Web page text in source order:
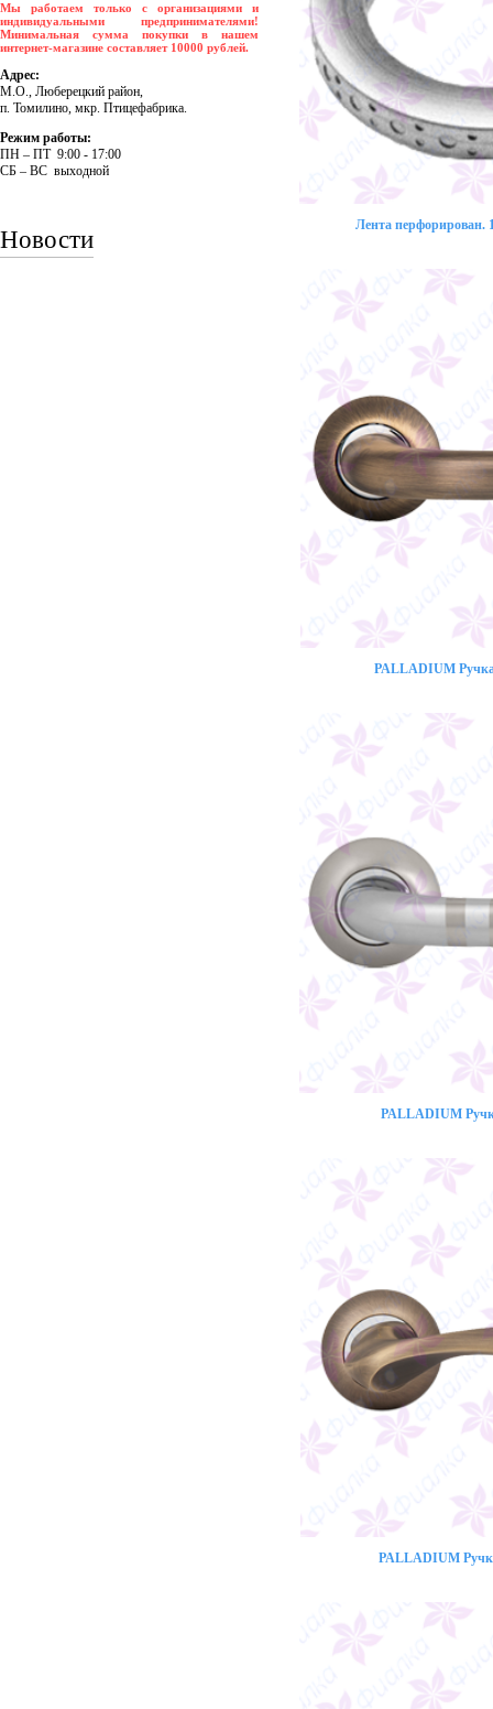
Мы работаем только с организациями и
индивидуальными предпринимателями!
Минимальная сумма покупки в нашем
интернет-магазине составляет 10000 рублей.
Адрес:
М.О., Люберецкий район,
п. Томилино, мкр. Птицефабрика.
Режим работы:
ПH – ПT 9:00 - 17:00
CБ – BC выходной
Новости
Лента перфорирован.
PALLADIUM
PALLADIUM
PALLADIUM